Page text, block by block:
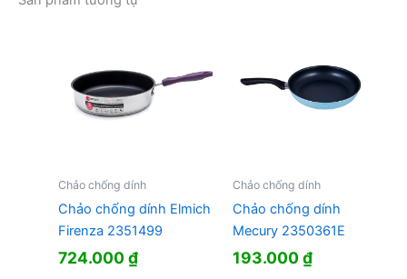
Chảo chống dính
Chảo chống dính Elmich
Firenza 2351499
724.000₫
Chảo chống dính
Chảo chống dính
Mecury 2350361E
193.000₫